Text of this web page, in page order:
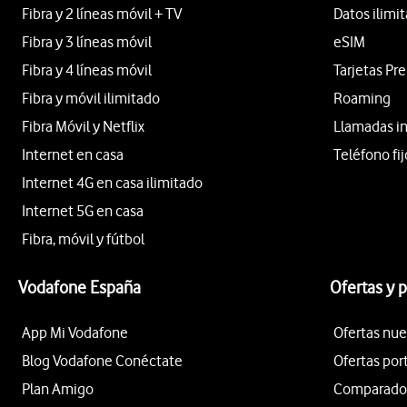
Fibra y 2 líneas móvil + TV
Fibra y 3 líneas móvil
Fibra y 4 líneas móvil
Fibra y móvil ilimitado
Fibra Móvil y Netflix
Internet en casa
Internet 4G en casa ilimitado
Internet 5G en casa
Fibra, móvil y fútbol
Datos
eSIM
Tarjetas
Roaming
Llamadas
Teléfono
Vodafone España
App Mi Vodafone
Blog Vodafone Conéctate
Plan Amigo
Ofertas y
Ofertas
Ofertas